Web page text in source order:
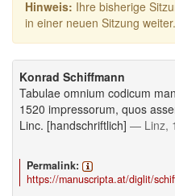
Hinweis: Ihre bisherige
in einer neuen Sitzung weiter.
Konrad Schiffmann
Tabulae omnium codicum
1520 impressorum, quos
Linc. [handschriftlich] — Linz,
Permalink:
https://manuscripta.at/diglit/